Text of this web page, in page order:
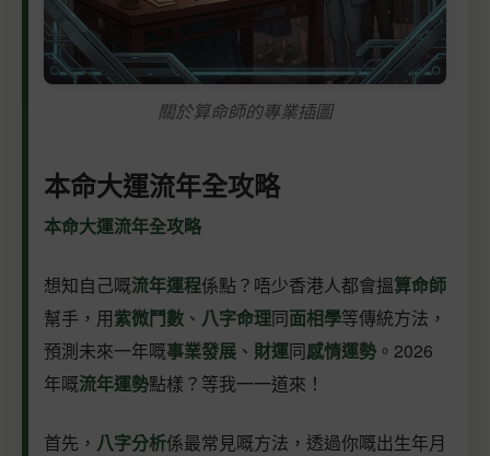
關於算命師的專業插圖
本命大運流年全攻略
本命大運流年全攻略
想知自己嘅流年運程係點？唔少香港人都會搵算命師
幫手，用紫微鬥數 、 八字命理同面相學等傳統方法，
預測未來一年嘅事業發展 、 財運同感情運勢 。2026
年嘅流年運勢點樣？等我一一道來！
首先， 八字分析係最常見嘅方法，透過你嘅出生年月